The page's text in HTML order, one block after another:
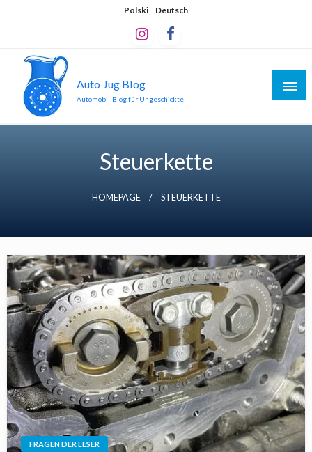
Polski Deutsch
Auto Jug Blog
Automobil-Blog für Ungeschickte
Steuerkette
HOMEPAGE STEUERKETTE
FRAGEN DER LESER